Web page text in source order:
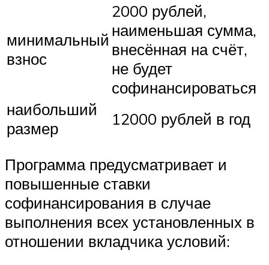
минимальный
взнос
2000 рублей,
наименьшая сумма,
внесённая на счёт,
не будет
софинансироваться
наибольший
размер
12000 рублей в год
Программа предусматривает и
повышенные ставки
софинансирования в случае
выполнения всех установленных в
отношении вкладчика условий: